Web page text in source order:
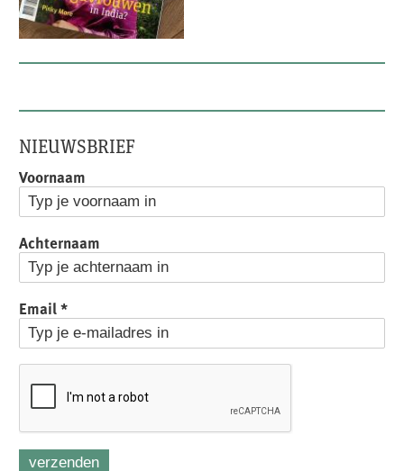
NIEUWSBRIEF
Voornaam
Achternaam
Email*
verzenden